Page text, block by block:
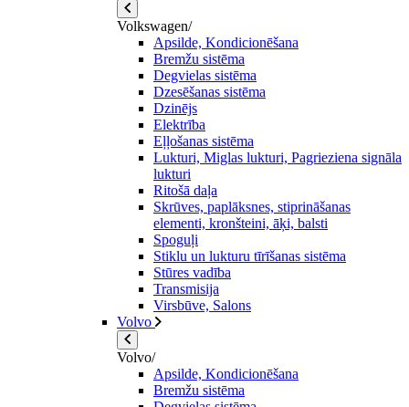
Volkswagen/
Apsilde, Kondicionēšana
Bremžu sistēma
Degvielas sistēma
Dzesēšanas sistēma
Dzinējs
Elektrība
Eļļošanas sistēma
Lukturi, Miglas lukturi, Pagrieziena signāla
lukturi
Ritošā daļa
Skrūves, paplāksnes, stiprināšanas
elementi, kronšteini, āķi, balsti
Spoguļi
Stiklu un lukturu tīrīšanas sistēma
Stūres vadība
Transmisija
Virsbūve, Salons
Volvo
Volvo/
Apsilde, Kondicionēšana
Bremžu sistēma